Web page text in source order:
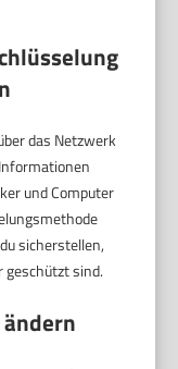
das Netzwerk
und Computer
sicherstellen,
geschützt sind.